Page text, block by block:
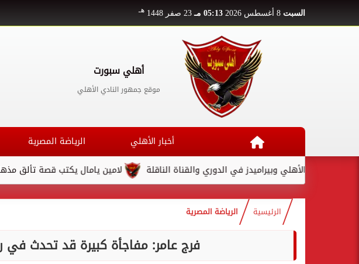
السبت 05:13 مـ 23 صفر 1448 هـ
أهلي سبورت
موقع جمهور النادي الأهلي
أخبار الأهلي الرياضة المصرية
لامين يامال يكتب قصة تألق مذهلة في الأهلي وبيراميدز في الدوري والقناة الناقلة
الرئيسية الرياضة المصرية
فرج عامر: مفاجأة كبيرة قد تحدث